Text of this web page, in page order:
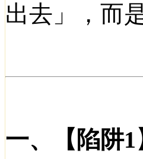
出去」，而
一、【陷阱1